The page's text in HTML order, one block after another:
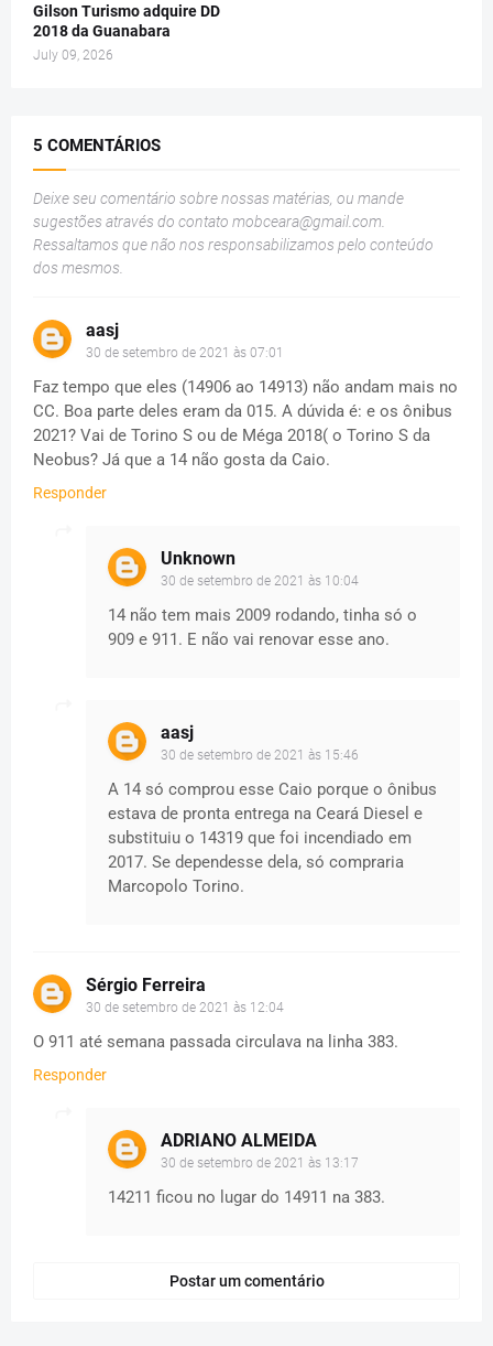
Gilson Turismo adquire DD
2018 da Guanabara
July 09, 2026
5 COMENTÁRIOS
Deixe seu comentário sobre nossas matérias, ou mande
sugestões através do contato mobceara@gmail.com.
Ressaltamos que não nos responsabilizamos pelo conteúdo
dos mesmos.
aasj
30 de setembro de 2021 às 07:01
Faz tempo que eles (14906 ao 14913) não andam mais no
CC. Boa parte deles eram da 015. A dúvida é: e os ônibus
2021? Vai de Torino S ou de Méga 2018( o Torino S da
Neobus? Já que a 14 não gosta da Caio.
Responder
Unknown
30 de setembro de 2021 às 10:04
14 não tem mais 2009 rodando, tinha só o
909 e 911. E não vai renovar esse ano.
aasj
30 de setembro de 2021 às 15:46
A 14 só comprou esse Caio porque o ônibus
estava de pronta entrega na Ceará Diesel e
substituiu o 14319 que foi incendiado em
2017. Se dependesse dela, só compraria
Marcopolo Torino.
Sérgio Ferreira
30 de setembro de 2021 às 12:04
O 911 até semana passada circulava na linha 383.
Responder
ADRIANO ALMEIDA
30 de setembro de 2021 às 13:17
14211 ficou no lugar do 14911 na 383.
Postar um comentário